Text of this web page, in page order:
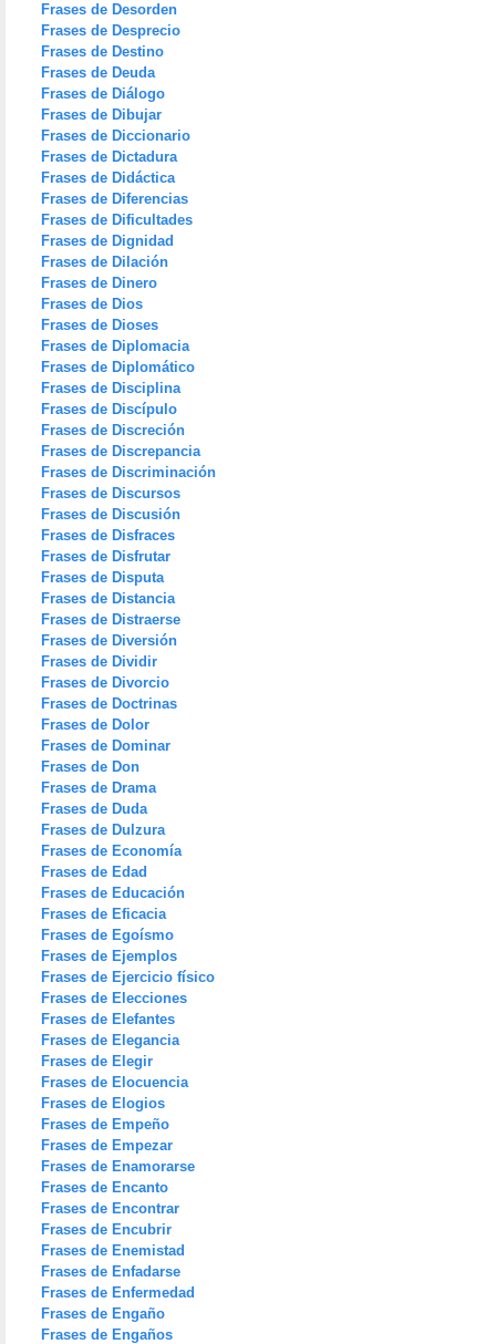
Frases de Desorden
Frases de Desprecio
Frases de Destino
Frases de Deuda
Frases de Diálogo
Frases de Dibujar
Frases de Diccionario
Frases de Dictadura
Frases de Didáctica
Frases de Diferencias
Frases de Dificultades
Frases de Dignidad
Frases de Dilación
Frases de Dinero
Frases de Dios
Frases de Dioses
Frases de Diplomacia
Frases de Diplomático
Frases de Disciplina
Frases de Discípulo
Frases de Discreción
Frases de Discrepancia
Frases de Discriminación
Frases de Discursos
Frases de Discusión
Frases de Disfraces
Frases de Disfrutar
Frases de Disputa
Frases de Distancia
Frases de Distraerse
Frases de Diversión
Frases de Dividir
Frases de Divorcio
Frases de Doctrinas
Frases de Dolor
Frases de Dominar
Frases de Don
Frases de Drama
Frases de Duda
Frases de Dulzura
Frases de Economía
Frases de Edad
Frases de Educación
Frases de Eficacia
Frases de Egoísmo
Frases de Ejemplos
Frases de Ejercicio físico
Frases de Elecciones
Frases de Elefantes
Frases de Elegancia
Frases de Elegir
Frases de Elocuencia
Frases de Elogios
Frases de Empeño
Frases de Empezar
Frases de Enamorarse
Frases de Encanto
Frases de Encontrar
Frases de Encubrir
Frases de Enemistad
Frases de Enfadarse
Frases de Enfermedad
Frases de Engaño
Frases de Engaños